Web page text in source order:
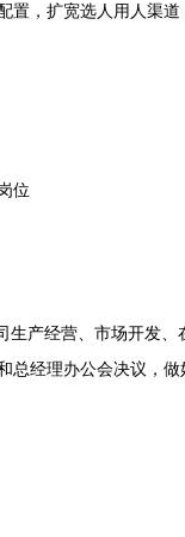
，扩宽选人用人渠道
位
产经营、市场开发、
总经理办公会决议，